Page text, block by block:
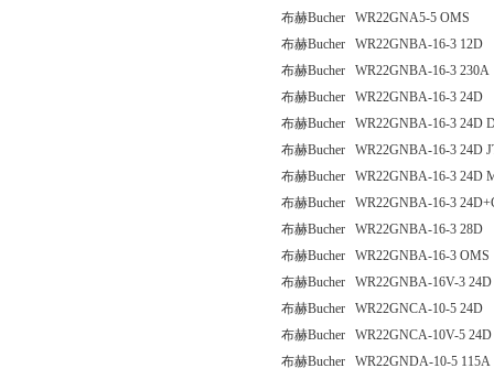
布赫Bucher WR22GNA5-5 OMS
布赫Bucher WR22GNBA-16-3 12D
布赫Bucher WR22GNBA-16-3 230A
布赫Bucher WR22GNBA-16-3 24D
布赫Bucher WR22GNBA-16-3 24D
布赫Bucher WR22GNBA-16-3 24D
布赫Bucher WR22GNBA-16-3 24D
布赫Bucher WR22GNBA-16-3
布赫Bucher WR22GNBA-16-3 28D
布赫Bucher WR22GNBA-16-3 OMS
布赫Bucher WR22GNBA-16V-3 24D
布赫Bucher WR22GNCA-10-5 24D
布赫Bucher WR22GNCA-10V-5 24D
布赫Bucher WR22GNDA-10-5 115A